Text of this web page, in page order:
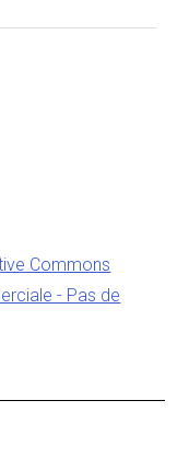
Commons
- Pas de